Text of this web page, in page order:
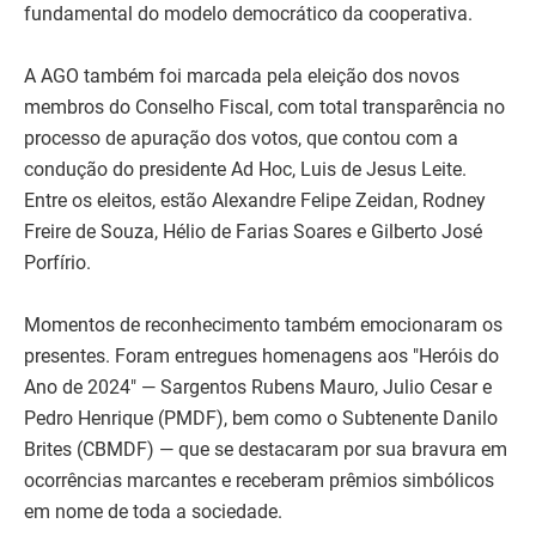
fundamental do modelo democrático da cooperativa.
A AGO também foi marcada pela eleição dos novos
membros do Conselho Fiscal, com total transparência no
processo de apuração dos votos, que contou com a
condução do presidente Ad Hoc, Luis de Jesus Leite.
Entre os eleitos, estão Alexandre Felipe Zeidan, Rodney
Freire de Souza, Hélio de Farias Soares e Gilberto José
Porfírio.
Momentos de reconhecimento também emocionaram os
presentes. Foram entregues homenagens aos "Heróis do
Ano de 2024" — Sargentos Rubens Mauro, Julio Cesar e
Pedro Henrique (PMDF), bem como o Subtenente Danilo
Brites (CBMDF) — que se destacaram por sua bravura em
ocorrências marcantes e receberam prêmios simbólicos
em nome de toda a sociedade.